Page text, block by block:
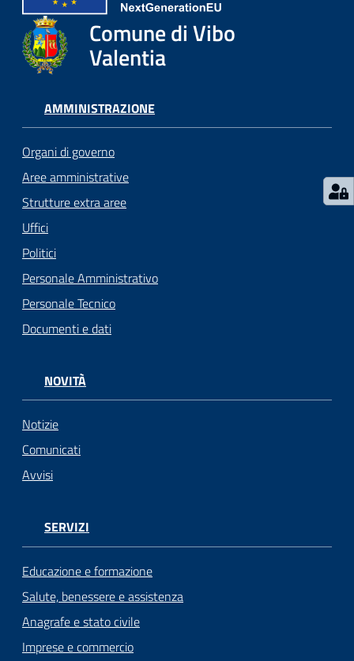
argomenti... Comune di Vibo
Valentia
AMMINISTRAZIONE
Organi di governo
Aree amministrative
Strutture extra aree
Uffici
Politici
Personale Amministrativo
Personale Tecnico
Documenti e dati
NOVITÀ
Notizie
Comunicati
Avvisi
SERVIZI
Educazione e formazione
Salute, benessere e assistenza
Anagrafe e stato civile
Imprese e commercio